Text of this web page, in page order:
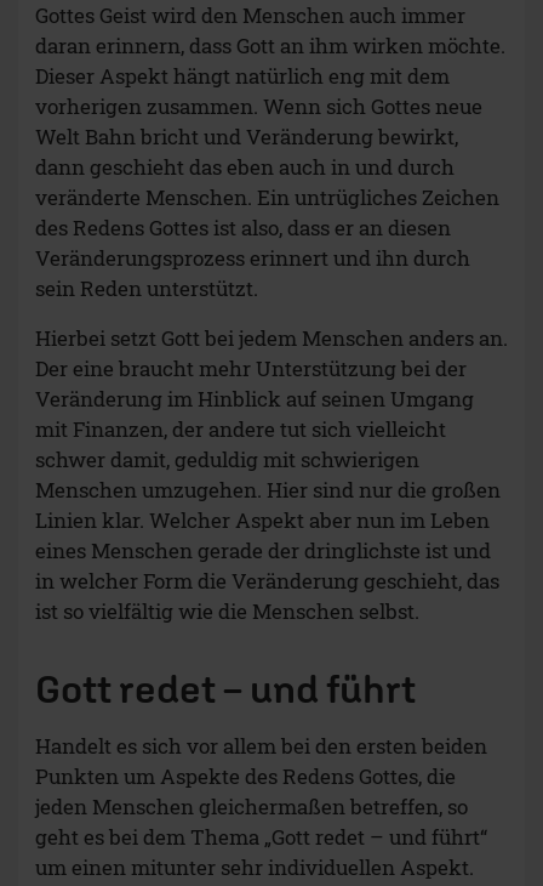
Gottes Geist wird den Menschen auch immer
daran erinnern, dass Gott an ihm wirken möchte.
Dieser Aspekt hängt natürlich eng mit dem
vorherigen zusammen. Wenn sich Gottes neue
Welt Bahn bricht und Veränderung bewirkt,
dann geschieht das eben auch in und durch
veränderte Menschen. Ein untrügliches Zeichen
des Redens Gottes ist also, dass er an diesen
Veränderungsprozess erinnert und ihn durch
sein Reden unterstützt.
Hierbei setzt Gott bei jedem Menschen anders an.
Der eine braucht mehr Unterstützung bei der
Veränderung im Hinblick auf seinen Umgang
mit Finanzen, der andere tut sich vielleicht
schwer damit, geduldig mit schwierigen
Menschen umzugehen. Hier sind nur die großen
Linien klar. Welcher Aspekt aber nun im Leben
eines Menschen gerade der dringlichste ist und
in welcher Form die Veränderung geschieht, das
ist so vielfältig wie die Menschen selbst.
Gott redet – und führt
Handelt es sich vor allem bei den ersten beiden
Punkten um Aspekte des Redens Gottes, die
jeden Menschen gleichermaßen betreffen, so
geht es bei dem Thema „Gott redet – und führt“
um einen mitunter sehr individuellen Aspekt.